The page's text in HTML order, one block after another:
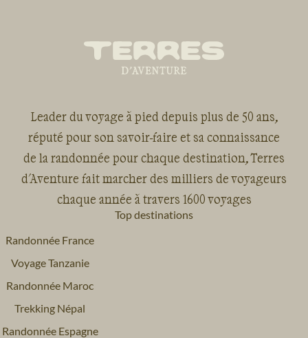
Leader du voyage à pied depuis plus de 50 ans,
réputé pour son savoir-faire et sa connaissance
de la randonnée pour chaque destination, Terres
d'Aventure fait marcher des milliers de voyageurs
chaque année à travers 1600 voyages
Top destinations
Randonnée France
Voyage Tanzanie
Randonnée Maroc
Trekking Népal
Randonnée Espagne